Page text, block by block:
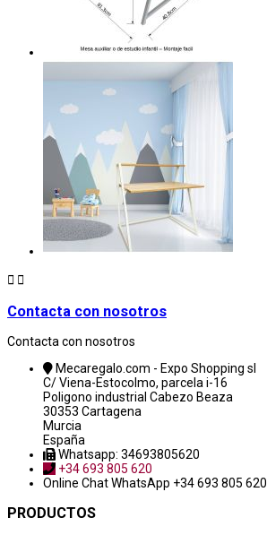
 
Contacta con nosotros
Contacta con nosotros
Mecaregalo.com - Expo Shopping sl
C/ Viena-Estocolmo, parcela i-16
Poligono industrial Cabezo Beaza
30353 Cartagena
Murcia
España
Whatsapp: 34693805620
+34 693 805 620
Online ChatWhatsApp +34 693 805 620
PRODUCTOS